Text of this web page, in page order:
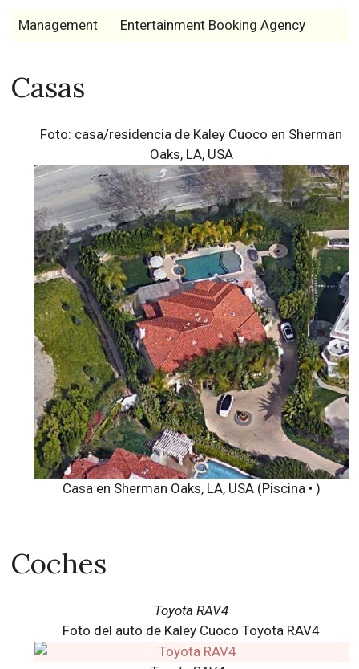
Management Entertainment Booking Agency
Casas
Foto: casa/residencia de Kaley Cuoco en Sherman
Oaks, LA, USA
Casa en Sherman Oaks, LA, USA (Piscina • )
Coches
Toyota RAV4
Foto del auto de Kaley Cuoco Toyota RAV4